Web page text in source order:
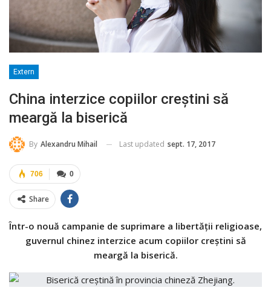
Extern
China interzice copiilor creştini să
meargă la biserică
By Alexandru Mihail Last updated sept. 17, 2017
0
706
Share
Într-o nouă campanie de suprimare a libertăţii religioase,
guvernul chinez interzice acum copiilor creştini să
meargă la biserică.